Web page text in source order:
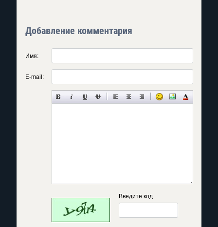
Добавление комментария
Имя:
E-mail:
Введите код